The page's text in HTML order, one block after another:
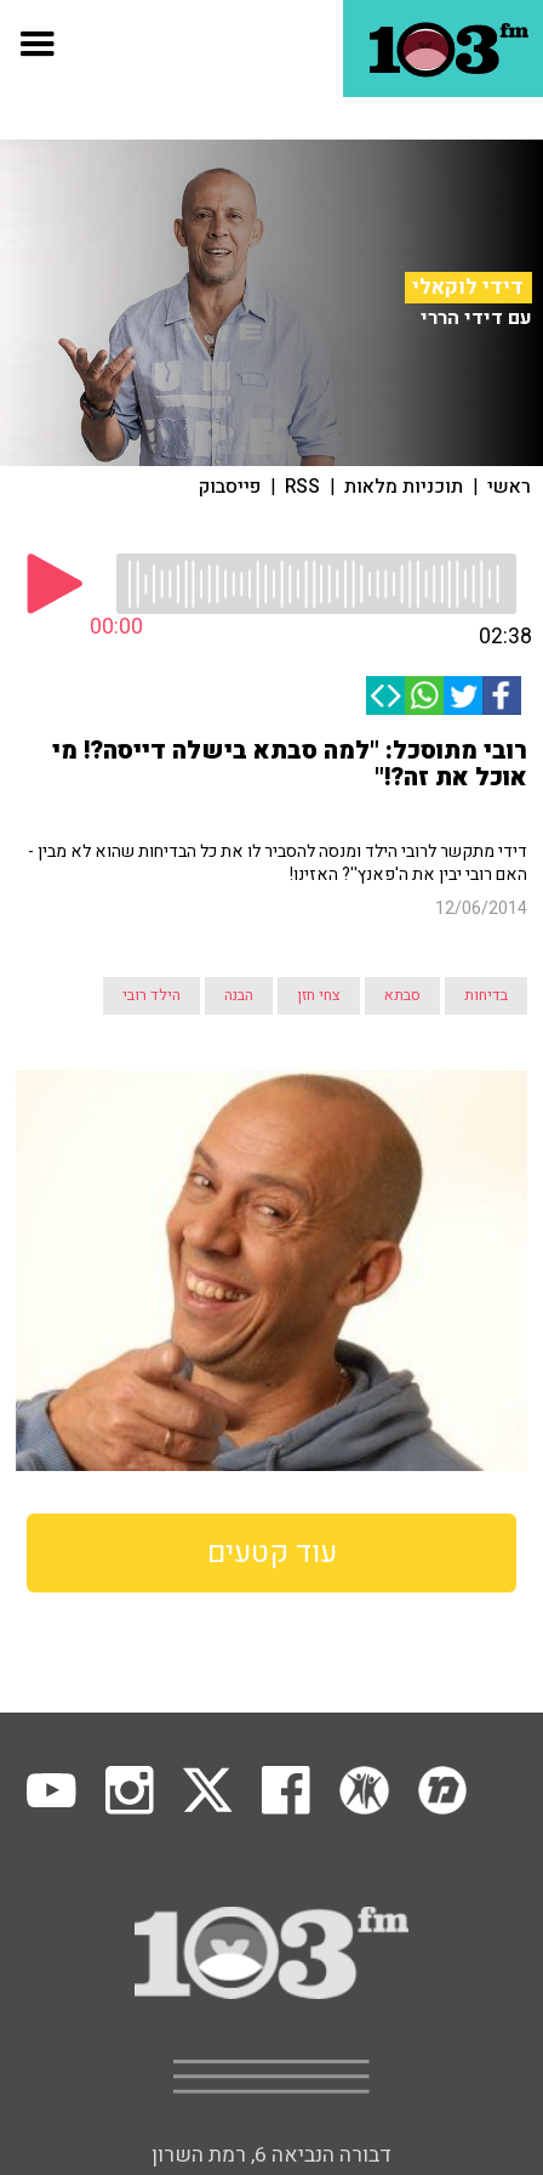
דידי לוקאלי
עם דידי הררי
ראשי | תוכניות מלאות |
RSS
| פייסבוק
00:00 02:38
רובי מתוסכל: "למה סבתא בישלה דייסה?! מי
אוכל את זה?!"
דידי מתקשר לרובי הילד ומנסה להסביר לו את כל הבדיחות שהוא לא מבין -
האם רובי יבין את ה'פאנץ''? האזינו!
12/06/2014
בדיחות סבתא צחי חזן הבנה הילד רובי
עוד קטעים
דבורה הנביאה 6, רמת השרון